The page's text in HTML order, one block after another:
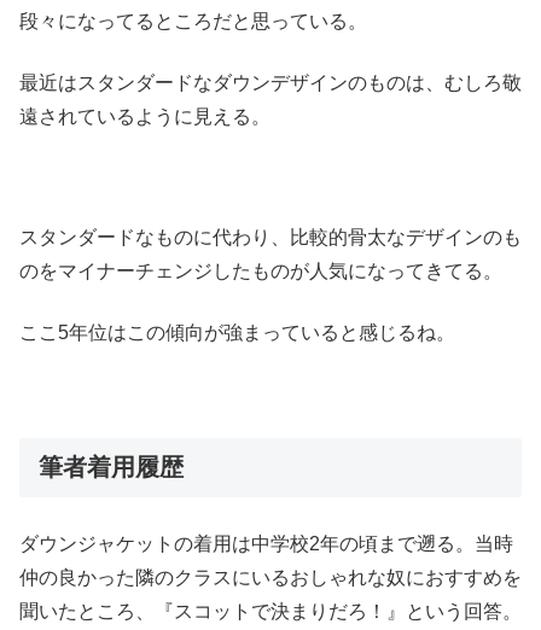
段々になってるところだと思っている。
最近はスタンダードなダウンデザインのものは、むしろ敬
遠されているように見える。
スタンダードなものに代わり、比較的骨太なデザインのも
のをマイナーチェンジしたものが人気になってきてる。
ここ5年位はこの傾向が強まっていると感じるね。
筆者着用履歴
ダウンジャケットの着用は中学校2年の頃まで遡る。当時
仲の良かった隣のクラスにいるおしゃれな奴におすすめを
聞いたところ、『スコットで決まりだろ！』という回答。